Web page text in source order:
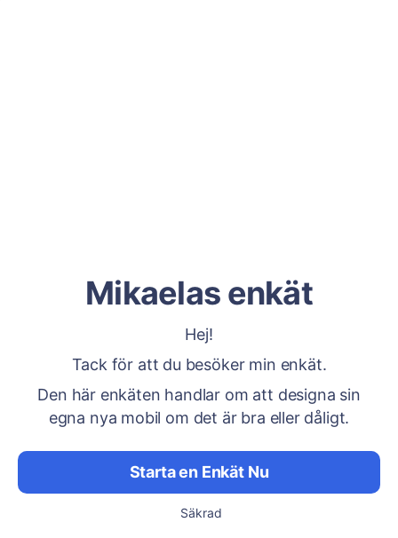
Mikaelas enkät
Hej!
Tack för att du besöker min enkät.
Den här enkäten handlar om att designa sin
egna nya mobil om det är bra eller dåligt.
Starta en Enkät Nu
Säkrad